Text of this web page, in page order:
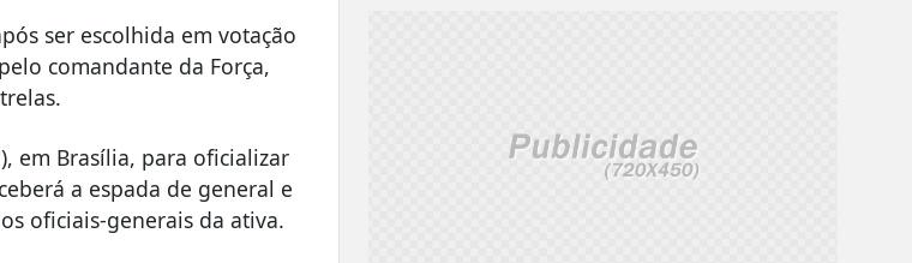
ser escolhida em votação
comandante da Força,
em Brasília, para oficializar
a espada de general e
oficiais-generais da ativa.